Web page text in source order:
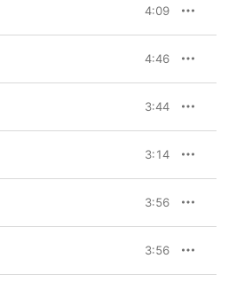
4:09
4:46
3:44
3:14
3:56
3:56